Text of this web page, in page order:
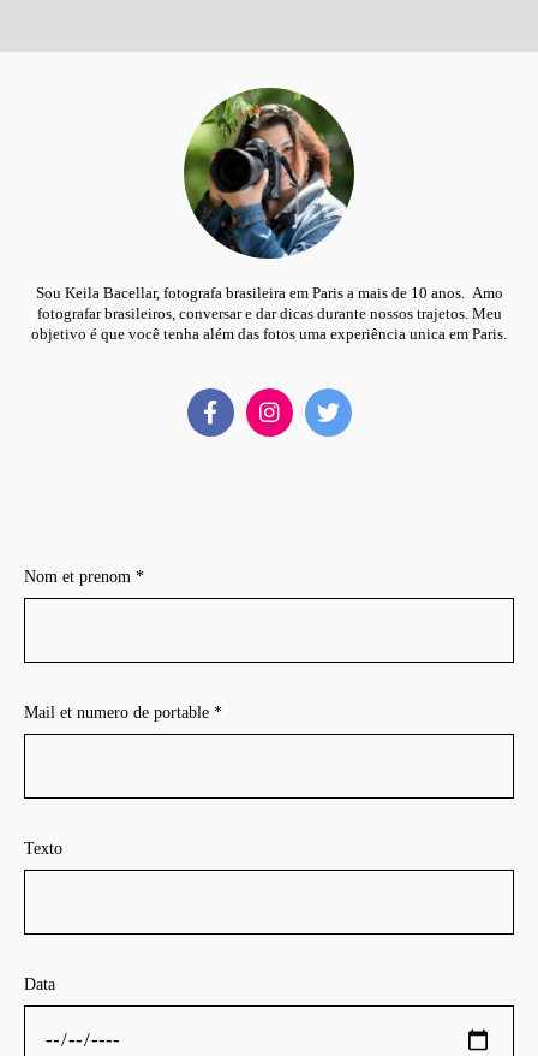
Sou Keila Bacellar, fotografa brasileira em Paris a mais de 10 anos. Amo
fotografar brasileiros, conversar e dar dicas durante nossos trajetos. Meu
objetivo é que você tenha além das fotos uma experiência unica em Paris.
Nom et prenom *
Mail et numero de portable *
Texto
Data